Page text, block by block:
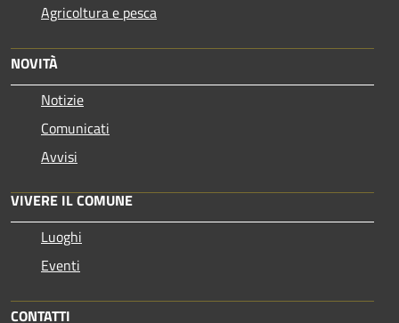
Agricoltura e pesca
NOVITÀ
Notizie
Comunicati
Avvisi
VIVERE IL COMUNE
Luoghi
Eventi
CONTATTI